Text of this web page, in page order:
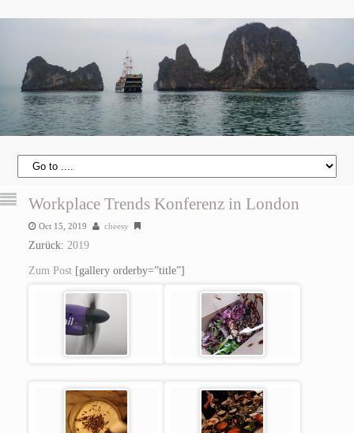
Workplace Trends Konferenz in London
Oct 15, 2019 cheesy
Zurück: 2019
Zum Post[gallery orderby=”title”]